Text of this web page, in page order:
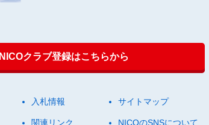
NICOクラブ登録はこちらから
入札情報 サイトマップ
関連リンク NICOのSNSについて